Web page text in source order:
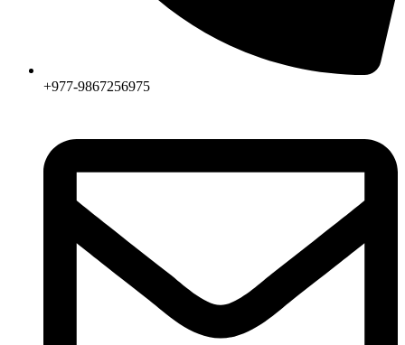
+977-9867256975